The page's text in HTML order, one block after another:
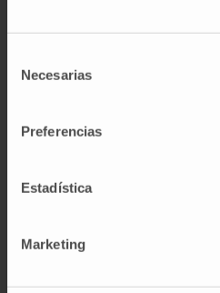
Necesarias
Preferencias
Estadística
Marketing
complete remission
prognostic value for
maintenance or
CITA DEL ARTICULO
Online ahead of print.
VER PUBLICACIÓN EN PUBMED